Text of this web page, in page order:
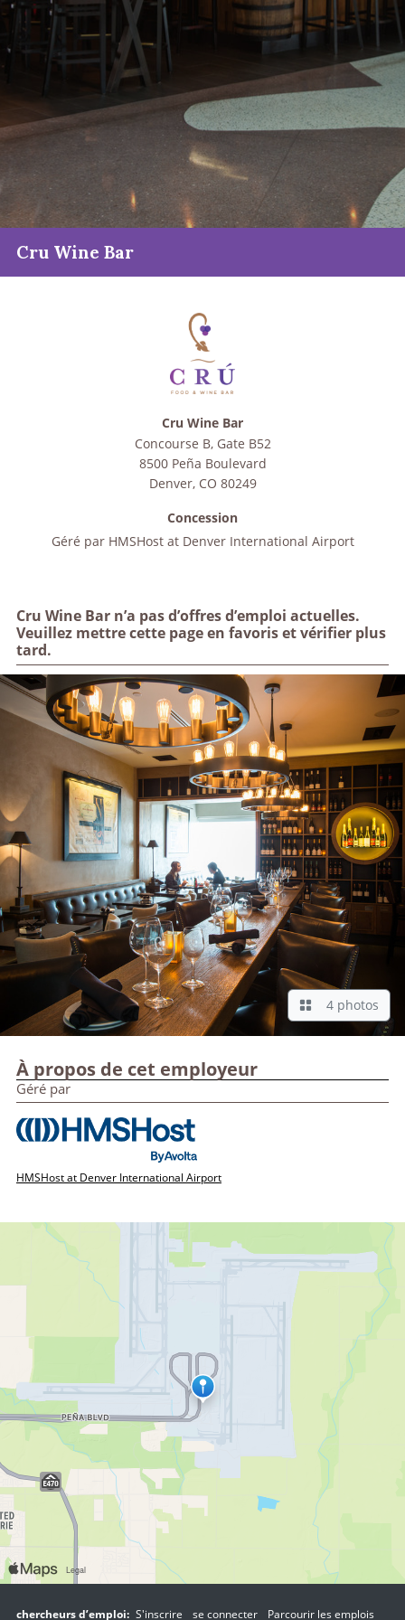
Cru Wine Bar
Cru Wine Bar n’a pas d’offres d’emploi actuelles.
Veuillez mettre cette page en favoris et vérifier plus
tard.
Cru Wine Bar
Concourse B, Gate B52
8500 Peña Boulevard
Denver, CO 80249
Concession
Géré par HMSHost at Denver International Airport
4 photos
À propos de cet employeur
Géré par
HMSHost at Denver International Airport
chercheurs d’emploi: S'inscrire se connecter Parcourir les emplois